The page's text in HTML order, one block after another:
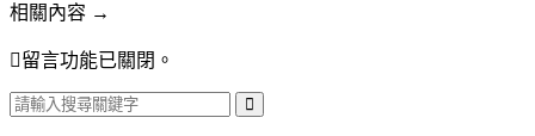
相關內容 →
留言功能已關閉。